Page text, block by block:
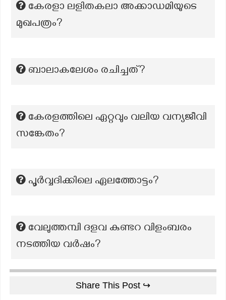
കേരളാ ലളിതകലാ അക്കാഡമിയുടെ
മുഖപത്രം?
ബാലാകലേശം രചിച്ചത്?
കേരളത്തിലെ ഏറ്റവും വലിയ വന്യജീവി
സങ്കേതം?
പൂർവ്വദിക്കിലെ ഏലത്തോട്ടം?
വേലുത്തമ്പി ദളവ കുണ്ടറ വിളംബരം
നടത്തിയ വർഷം?
Share This Post ↪